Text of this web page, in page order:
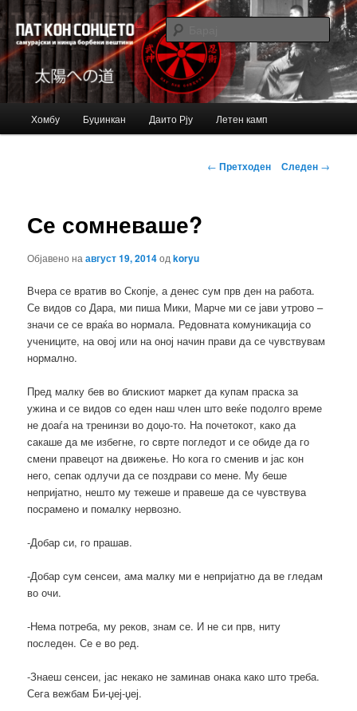
Bujinkan blog
Just another Bujinkan Sites site
Барај
Оди
содржина
Хомбу Буџинкан Даито Рју Летен камп
Навигација
← Претходен Следен →
Се сомневаше?
Објавено наавгуст 19, 2014одkoryu
Вчера се вратив во Скопје, а денес сум прв ден на работа.
Се видов со Дара, ми пиша Мики, Марче ми се јави утрово –
значи се се враќа во нормала. Редовната комуникација со
учениците, на овој или на оној начин прави да се чувствувам
нормално.
Пред малку бев во блискиот маркет да купам праска за
ужина и се видов со еден наш член што веќе подолго време
не доаѓа на тренинзи во доџо-то. На почетокот, како да
сакаше да ме избегне, го сврте погледот и се обиде да го
смени правецот на движење. Но кога го сменив и јас кон
него, сепак одлучи да се поздрави со мене. Му беше
непријатно, нешто му тежеше и правеше да се чувствува
посрамено и помалку нервозно.
-Добар си, го прашав.
-Добар сум сенсеи, ама малку ми е непријатно да ве гледам
во очи.
-Нема потреба, му реков, знам се. И не си прв, ниту
последен. Се е во ред.
-Знаеш сенсеи, јас некако не заминав онака како што треба.
Сега вежбам Би-џеј-џеј.